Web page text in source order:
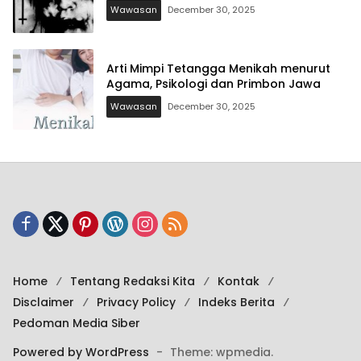
Wawasan December 30, 2025
Arti Mimpi Tetangga Menikah menurut
Agama, Psikologi dan Primbon Jawa
Wawasan December 30, 2025
Home Tentang Redaksi Kita
Kontak
Disclaimer
Privacy Policy
Indeks Berita
Pedoman Media Siber
Powered by WordPress - Theme: wpmedia.